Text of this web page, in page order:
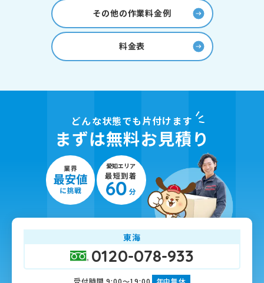
その他の作業料金例
料金表
どんな状態でも片付けます
まずは無料お見積り
東海
0120-078-933
受付時間 9:00～19:00 年中無休